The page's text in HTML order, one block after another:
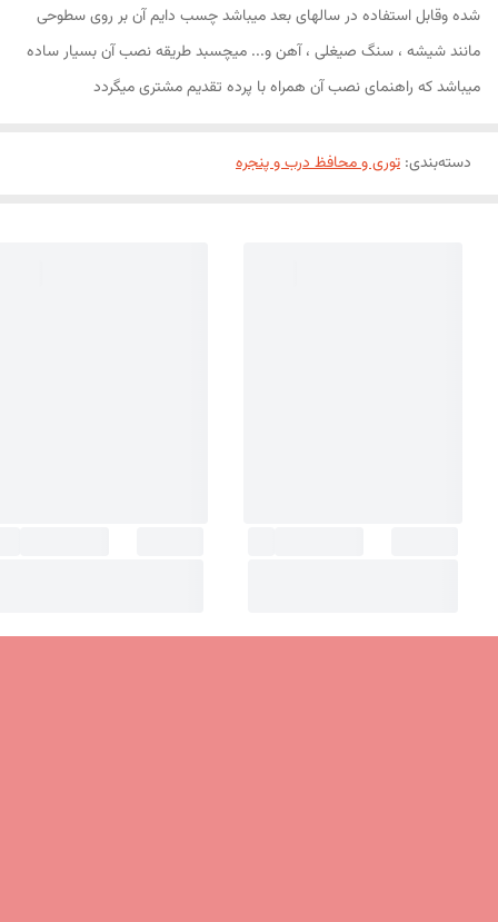
شده وقابل استفاده در سالهای بعد میباشد چسب دایم آن بر روی سطوحی
مانند شیشه ، سنگ صیغلی ، آهن و... میچسبد طریقه نصب آن بسیار ساده
میباشد که راهنمای نصب آن همراه با پرده تقدیم مشتری میگردد
دسته‌بندی: توری و محافظ درب و پنجره